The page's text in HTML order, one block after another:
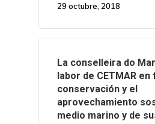
29 octubre, 2018
La conselleira do
labor de CETMAR
conservación y el
aprovechamiento
medio marino y de